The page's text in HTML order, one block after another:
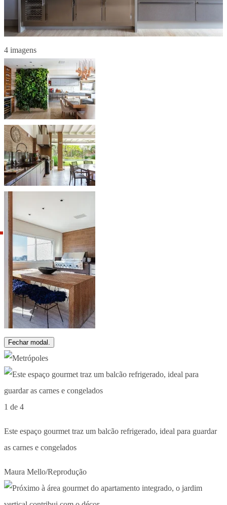
4 imagens
Fechar modal.
1 de 4
Este espaço gourmet traz um balcão refrigerado, ideal para guardar
as carnes e congelados
Maura Mello/Reprodução